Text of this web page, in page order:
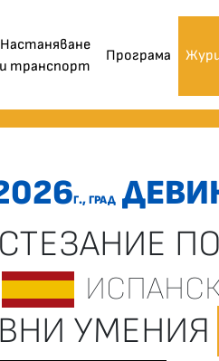
Настаняване
и транспорт
Програма
Г., ГРАД
УМЕНИЯ